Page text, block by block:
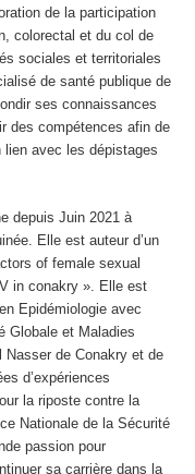
de la participation
colorectal et du col de
sociales et territoriales
de santé publique de
ses connaissances
des compétences afin de
lien avec les dépistages
depuis Juin 2021 à
Elle est auteur d’un
of female sexual
in conakry ». Elle est
Epidémiologie avec
Globale et Maladies
Nasser de Conakry et de
d’expériences
la riposte contre la
Nationale de la Sécurité
passion pour
sa carrière dans la